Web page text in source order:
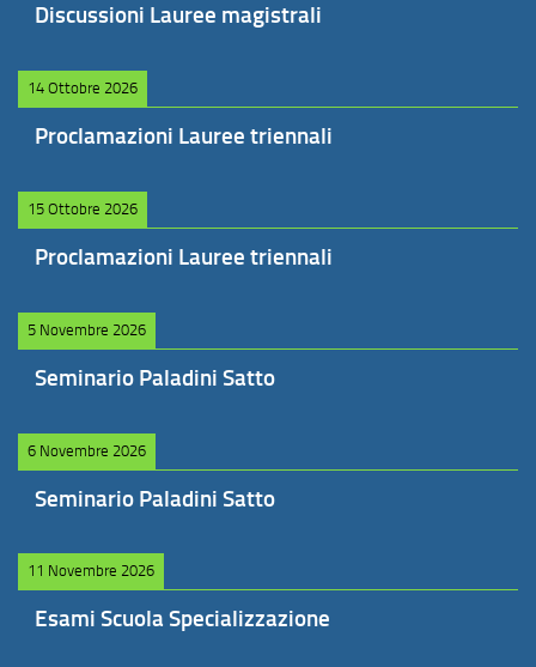
Discussioni Lauree magistrali
14 Ottobre 2026
Proclamazioni Lauree triennali
15 Ottobre 2026
Proclamazioni Lauree triennali
5 Novembre 2026
Seminario Paladini Satto
6 Novembre 2026
Seminario Paladini Satto
11 Novembre 2026
Esami Scuola Specializzazione